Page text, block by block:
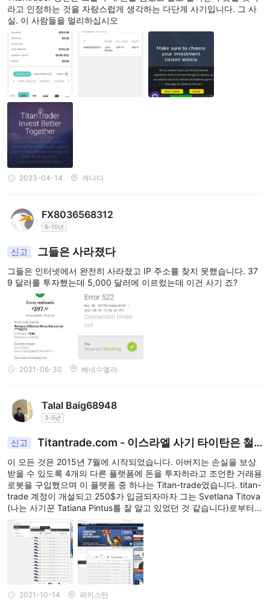
라고 인정하는 것을 자랑스럽게 생각하는 다단계 사기입니다. 그 사
실. 이 사람들을 멀리하십시오
2023-04-14 캐나다
FX8036568312
6-10년
신고 그들은 사라졌다
그들은 인터넷에서 완전히 사라졌고 IP 주소를 찾지 못했습니다. 37
9 달러를 투자했는데 5,000 달러에 이르렀는데 이건 사기 죠?
2021-06-30 베네수엘라
Talal Baig68948
3-5년
신고
Titantrade.com - 이스라엘 사기 타이탄은 철
수를 거부
이 모든 것은 2015년 7월에 시작되었습니다. 아버지는 손실을 보상
받을 수 있도록 4개의 다른 플랫폼에 돈을 투자하라고 조언한 거래용
로봇을 구입했으며 이 플랫폼 중 하나는 Titan-trade였습니다. titan-
trade 계정이 개설되고 250$가 입금되자마자 그는 Svetlana Titova
(나는 사기꾼 Tatiana Pintus를 잘 알고 있었던 것 같습니다)로부터
전화를 받았습니다. 그는 더 많은 돈을 벌고 싶다면 실제 외환 거래를
해야 한다면 로봇이 나쁘다고 말했습니다. "구루"J. 우리는 얻는 60
세의 사람들에 대한 불만이 있습니다.
2021-10-14 파키스탄